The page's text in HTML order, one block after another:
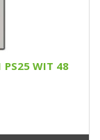
PS25 WIT 48